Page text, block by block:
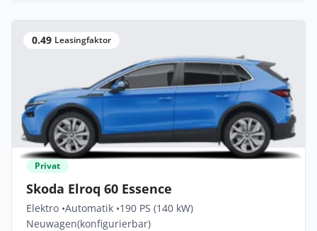
0.49 Leasingfaktor
Privat
Skoda Elroq 60 Essence
Elektro •Automatik •190 PS (140 kW)
Neuwagen(konfigurierbar)